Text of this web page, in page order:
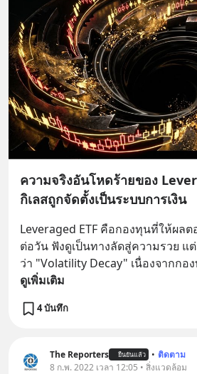
ความจริงอันโหดร้ายของ
กิเลสถูกจัดตั้งเป็นระบบการเงิน
Leveraged ETF คือกองทุนที่ให้ผ
ต่อวัน ฟังดูเป็นทางลัดสู่ความรวย แ
ว่า "Volatility Decay" เนื่องจากกอ
ดูเพิ่มเติม
4 บันทึก
The Reporters ยืนยันแล้ว • ติดตาม
8 ก.พ. 2022 เวลา 12:05 • สิ่งแวดล้อม